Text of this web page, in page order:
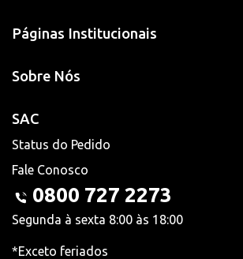
Páginas Institucionais
Sobre Nós
SAC
Status do Pedido
Fale Conosco
0800 727 2273
Segunda à sexta 8:00 às 18:00
*Exceto feriados